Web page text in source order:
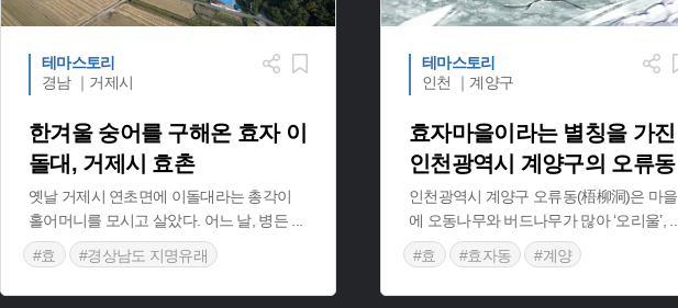
테마스토리
경남 ｜거제시
한겨울 숭어를 구해온 효자 이
돌대, 거제시 효촌
옛날 거제시 연초면에 이돌대라는 총각이
홀어머니를 모시고 살았다. 어느 날, 병든
#효
#경상남도 지명유래
테마스토리
인천 ｜계양구
효자마을이라는 별칭을 가진
인천광역시 계양구의 오류동
인천광역시 계양구 오류동(梧柳洞)은 마을
에 오동나무와 버드나무가 많아 ‘오리울’,
#효
#효자동
#계양